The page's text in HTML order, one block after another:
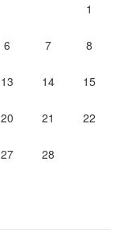
1
6 7 8
13 14 15
20 21 22
27 28